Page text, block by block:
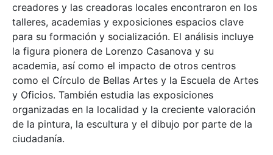
creadores y las creadoras locales encontraron en los
talleres, academias y exposiciones espacios clave
para su formación y socialización. El análisis incluye
la figura pionera de Lorenzo Casanova y su
academia, así como el impacto de otros centros
como el Círculo de Bellas Artes y la Escuela de Artes
y Oficios. También estudia las exposiciones
organizadas en la localidad y la creciente valoración
de la pintura, la escultura y el dibujo por parte de la
ciudadanía.